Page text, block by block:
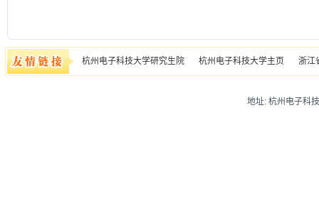
杭州电子科技大学研究生院 杭州电子科技大学主页 浙江
地址: 杭州电子科